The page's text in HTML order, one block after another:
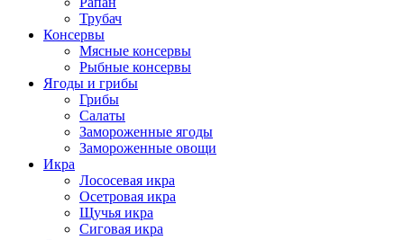
Трубач
Консервы
Мясные консервы
Рыбные консервы
Ягоды и грибы
Грибы
Салаты
Замороженные ягоды
Замороженные овощи
Икра
Лососевая икра
Осетровая икра
Щучья икра
Сиговая икра